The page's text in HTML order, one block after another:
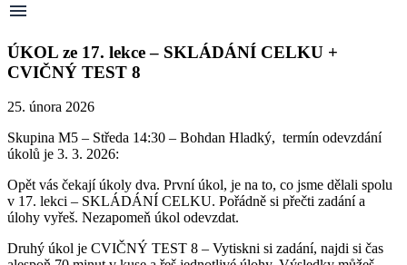
ÚKOL ze 17. lekce – SKLÁDÁNÍ CELKU +
CVIČNÝ TEST 8
25. února 2026
Skupina M5 – Středa 14:30 – Bohdan Hladký, termín odevzdání
úkolů je 3. 3. 2026:
Opět vás čekají úkoly dva. První úkol, je na to, co jsme dělali spolu
v 17. lekci – SKLÁDÁNÍ CELKU. Pořádně si přečti zadání a
úlohy vyřeš. Nezapomeň úkol odevzdat.
Druhý úkol je CVIČNÝ TEST 8 – Vytiskni si zadání, najdi si čas